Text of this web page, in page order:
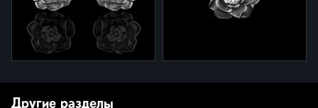
Другие разделы